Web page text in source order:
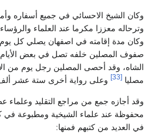
وكان الشيخ الاحسائي في جميع أسفاره
وترحاله معززا مكرما عند العلماء
وكان مدة إقامته في اصفهان يصلي كل
صفوف المصلين خلفه تصل في بعض
الشاه، وقد أحصى المصلين رجل يوم من
مصليا [33] وعلى رواية أخرى ستة عشر
وقد أجازه جمع من مراجع التقليد وعلماء
محفوظة عند علماء الشيخية ومطبوعة
في العديد من كتبهم فمنها: